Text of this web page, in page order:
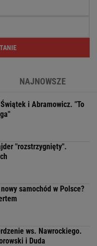
NAJNOWSZE
i Abramowicz. "To
"rozstrzygnięty".
samochód w Polsce?
ws. Nawrockiego.
i Duda